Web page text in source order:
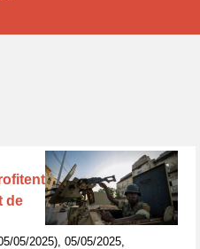
de
05/2025), 05/05/2025,